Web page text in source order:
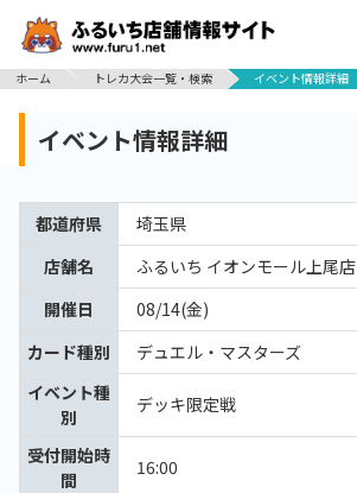
ホーム
トレカ大会一覧・検索 イベント情報詳細
イベント情報詳細
都道府県
埼玉県
店舗名
ふるいち イオンモール上尾店
開催日
08/14(金)
カード種別
デュエル・マスターズ
イベント種
別
デッキ限定戦
受付開始時
間
16:00